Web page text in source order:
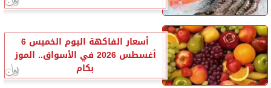
أسعار الفاكهة اليوم الخميس 6
أغسطس 2026 في الأسواق.. الموز
بكام